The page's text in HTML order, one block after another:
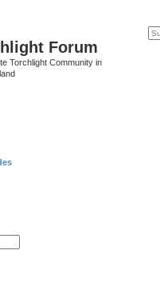
Forum
Torchlight Community in